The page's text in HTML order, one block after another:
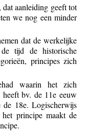
aanleiding geeft tot
we nog een minder
dat de werkelijke
tijd de historische
principes zich
waarin het zich
bv. de 11e eeuw
de 18e. Logischerwijs
principe maakt de